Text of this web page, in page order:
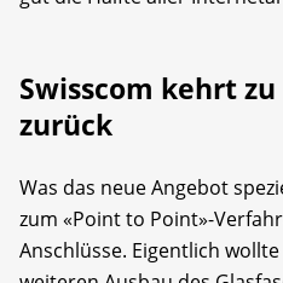
Swisscom kehrt zu
zurück
Was das neue Angebot
zum «Point to Point»-
Anschlüsse. Eigentlich